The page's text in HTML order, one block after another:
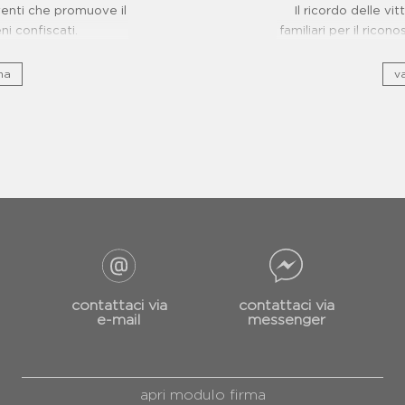
che promuove il
confiscati.
Il ricordo delle
familiari per il
contattaci via
e-mail
contattaci via
messenger
apri modulo firma